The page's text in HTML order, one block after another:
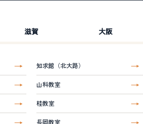
滋賀 大阪
知求館（北大路）
山科教室
桂教室
長岡教室